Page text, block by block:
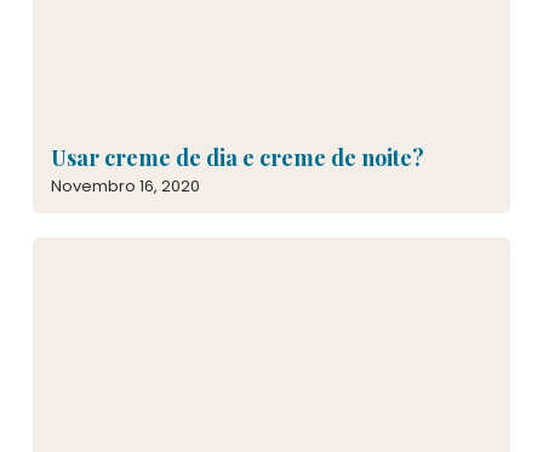
Usar creme de dia e creme de noite?
Novembro 16, 2020